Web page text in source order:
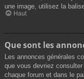
une image, utilisez la
Haut
Que sont les
Les annonces générales
que vous devriez
chaque forum et dans le